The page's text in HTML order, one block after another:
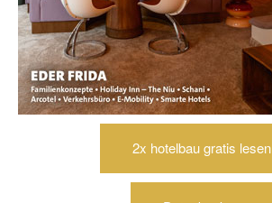
2x hotelbau gratis lesen